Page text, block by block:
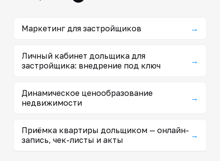
Маркетинг для застройщиков →
Личный кабинет дольщика для
застройщика: внедрение под ключ
→
Динамическое ценообразование
недвижимости
→
Приёмка квартиры дольщиком — онлайн-
запись, чек-листы и акты
→